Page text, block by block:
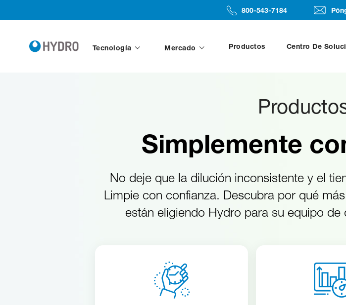
800-543-7184
Tecnología Mercado Productos Centro De
Simplemente
No deje que la dilución inconsistente y el
Limpie con confianza. Descubra por qué
están eligiendo Hydro para su equipo